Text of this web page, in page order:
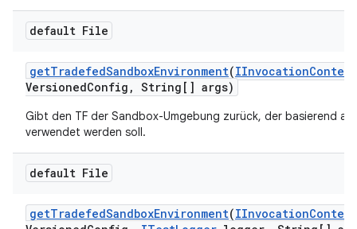
default File
getTradefedSandboxEnvironment(IInvocationContext
VersionedConfig , String[] args)
Gibt den TF der Sandbox-Umgebung zurück, der basierend
verwendet werden soll.
default File
getTradefedSandboxEnvironment(IInvocationContext